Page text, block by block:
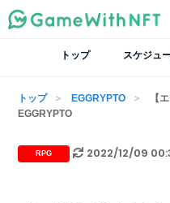
トップ スケジュ
トップ EGGRYPTO
【
EGGRYPTO
RPG 2022/12/09